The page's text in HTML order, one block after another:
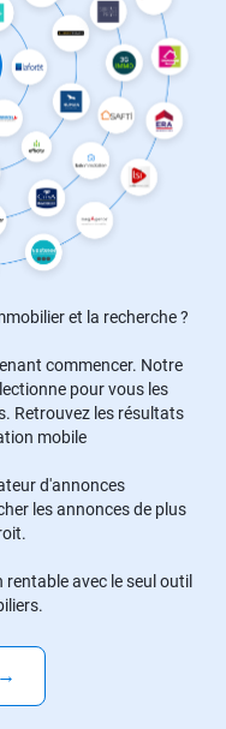
et la recherche ?
commencer. Notre
pour vous les
Retrouvez les résultats
mobile
d'annonces
les annonces de plus
avec le seul outil
→